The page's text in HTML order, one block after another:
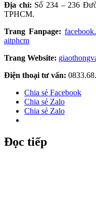
Địa chỉ: Số 234 – 236
TPHCM.
Trang Fanpage:
aitphcm
Trang Website:
Điện thoại tư vấn:
Chia sẻ Facebook
Chia sẻ Zalo
Chia sẻ Zalo
Đọc tiếp